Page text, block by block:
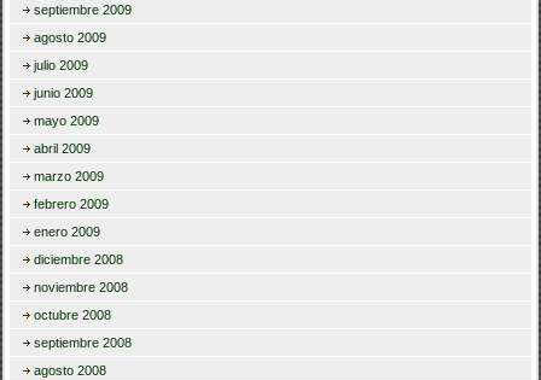
septiembre 2009
agosto 2009
julio 2009
junio 2009
mayo 2009
abril 2009
marzo 2009
febrero 2009
enero 2009
diciembre 2008
noviembre 2008
octubre 2008
septiembre 2008
agosto 2008